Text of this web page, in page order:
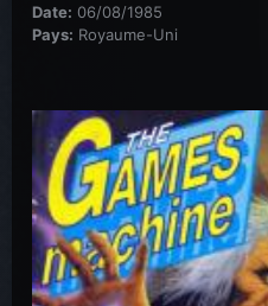
Date: 06/08/1985
Pays: Royaume-Uni